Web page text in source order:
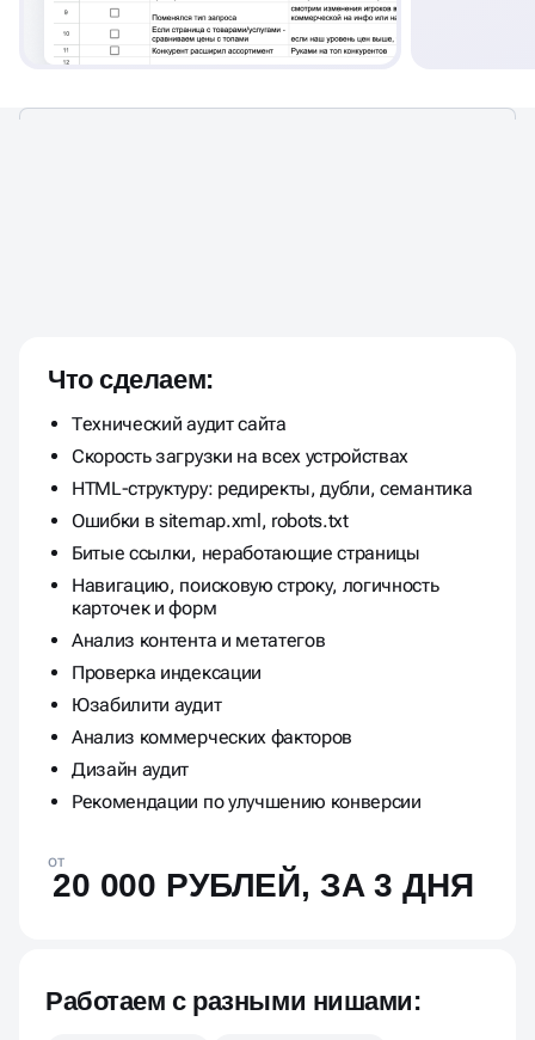
ОШИБКИ, ТОЧКИ РОСТА И
ДАЕМРЕКОМЕНДАЦИИ ПО
УЛУЧШЕНИЮ РЕЗУЛЬТАТА
Что сделаем:
Технический аудит сайта
Скорость загрузки на всех устройствах
HTML-структуру: редиректы, дубли, семантика
Ошибки в sitemap.xml, robots.txt
Битые ссылки, неработающие страницы
Навигацию, поисковую строку, логичность
карточек и форм
Анализ контента и метатегов
Проверка индексации
Юзабилити аудит
Анализ коммерческих факторов
Дизайн аудит
Рекомендации по улучшению конверсии
от
20 000 РУБЛЕЙ, ЗА 3 ДНЯ
Работаем с разными нишами: